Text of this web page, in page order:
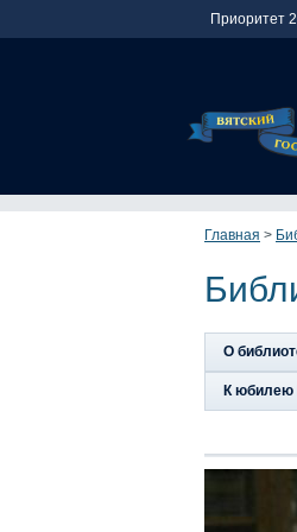
Приоритет
Главная >
О
К юбилею